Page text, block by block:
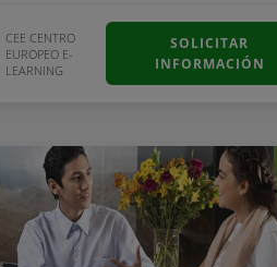
CEE CENTRO
EUROPEO E-
LEARNING
SOLICITAR
INFORMACIÓN